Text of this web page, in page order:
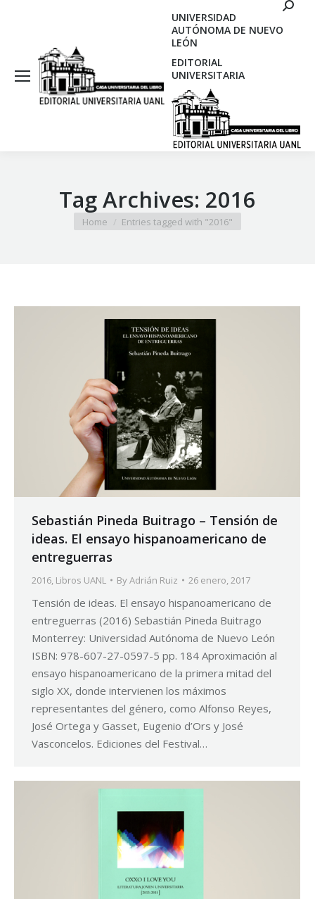
UNIVERSIDAD
AUTÓNOMA DE NUEVO
LEÓN
EDITORIAL
UNIVERSITARIA
Tag Archives: 2016
You are here:
Home Entries tagged with "2016"
Sebastián Pineda Buitrago – Tensión de
ideas. El ensayo hispanoamericano de
entreguerras
2016, Libros UANL ByAdrián Ruiz 26 enero, 2017
Tensión de ideas. El ensayo hispanoamericano de
entreguerras (2016) Sebastián Pineda Buitrago
Monterrey: Universidad Autónoma de Nuevo León
ISBN: 978-607-27-0597-5 pp. 184 Aproximación al
ensayo hispanoamericano de la primera mitad del
siglo XX, donde intervienen los máximos
representantes del género, como Alfonso Reyes,
José Ortega y Gasset, Eugenio d’Ors y José
Vasconcelos. Ediciones del Festival…